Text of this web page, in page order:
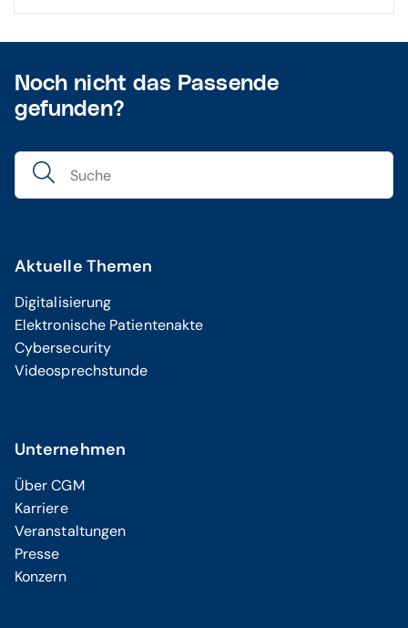
Noch nicht das Passende
gefunden?
Aktuelle Themen
Digitalisierung
Elektronische Patientenakte
Cybersecurity
Videosprechstunde
Unternehmen
Über CGM
Karriere
Veranstaltungen
Presse
Konzern